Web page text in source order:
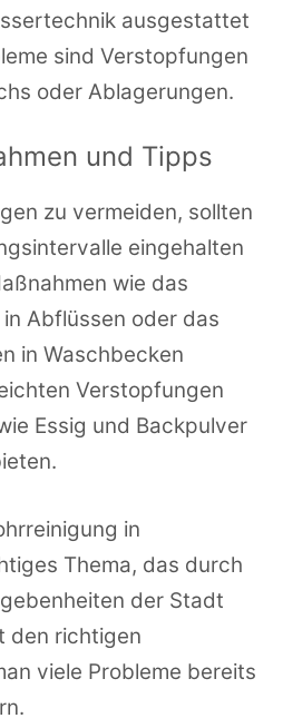
ausgestattet
sind Verstopfungen
oder Ablagerungen.
und Tipps
zu vermeiden, sollten
eingehalten
wie das
Abflüssen oder das
in Waschbecken
Verstopfungen
Essig und Backpulver
in
Thema, das durch
der Stadt
den richtigen
viele Probleme bereits